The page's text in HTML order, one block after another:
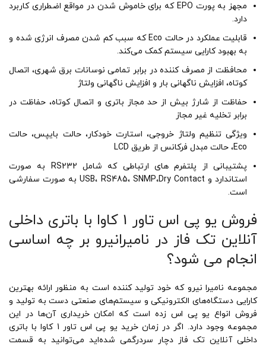
مجهز به پورت EPO که برای خاموش شدن در مواقع اضطراری کاربرد
دارد.
قابلیت عملکرد در حالت Eco که سبب کم شدن مصرف انرژی شده و
به بهبود کارایی سیستم کمک می‌کند.
محافظت از مصرف کننده در برابر تمامی نوسانات برق شهری، اتصال
کوتاه، افزایش ناگهانی بار و افزایش ناگهانی ولتاژ
حفاظت از شارژ بیش از حد مجاز باتری و اتصال کوتاه، حفاظت در
برابر تخلیه غیر مجاز
ویژگی تنظیم ولتاژ خروجی، استارت خودکار، حالت بایپس، حالت
Eco، حالت مبدل فرکانس از طریق LCD
پشتیبانی از پلتفرم های ارتباطی که شامل RS232 به صورت
استاندارد و USB، RS485، SNMP،Dry Contact به صورت سفارشی
است.
فروش یو پی اس تاور 1 کاوا با باتری داخلی
آنلاین تک فاز در نامیرانیرو بر چه اساسی
انجام می شود؟
مجموعه نامیرا نیرو که خود تولید کننده است به منظور ارائه بهترین
کارایی دستگاه‌های الکترونیکی و سیستم‌‌های صنعتی دست به تولید و
فروش انواع یو پی اس زده است که امکان خریداری آن‌ها در این
مجموعه وجود دارد. اگر در زمان خرید یو پی اس تاور 1 کاوا با باتری
داخلی آنلاین تک فاز دچار سردرگمی شده‌اید می‌توانید به قسمت